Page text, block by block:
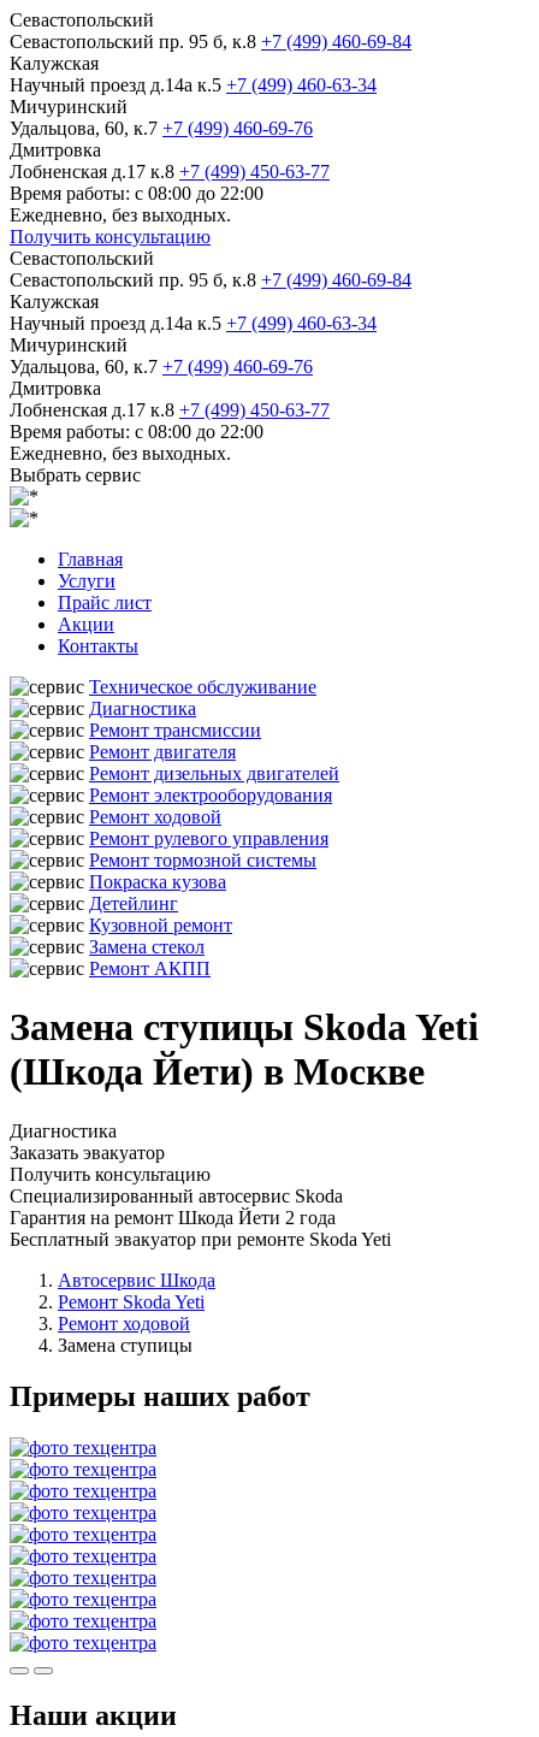
Севастопольский
Севастопольский пр. 95 б, к.8 +7 (499) 460-69-84
Калужская
Научный проезд д.14а к.5 +7 (499) 460-63-34
Мичуринский
Удальцова, 60, к.7 +7 (499) 460-69-76
Дмитровка
Лобненская д.17 к.8 +7 (499) 450-63-77
Время работы: с 08:00 до 22:00
Ежедневно, без выходных.
Получить консультацию
Севастопольский
Севастопольский пр. 95 б, к.8 +7 (499) 460-69-84
Калужская
Научный проезд д.14а к.5 +7 (499) 460-63-34
Мичуринский
Удальцова, 60, к.7 +7 (499) 460-69-76
Дмитровка
Лобненская д.17 к.8 +7 (499) 450-63-77
Время работы: с 08:00 до 22:00
Ежедневно, без выходных.
Выбрать сервис
Главная
Услуги
Прайс лист
Акции
Контакты
Техническое обслуживание
Диагностика
Ремонт трансмиссии
Ремонт двигателя
Ремонт дизельных двигателей
Ремонт электрооборудования
Ремонт ходовой
Ремонт рулевого управления
Ремонт тормозной системы
Покраска кузова
Детейлинг
Кузовной ремонт
Замена стекол
Ремонт АКПП
Замена ступицы Skoda Yeti
(Шкода Йети) в Москве
Диагностика
Заказать эвакуатор
Получить консультацию
Специализированный автосервис Skoda
Гарантия на ремонт Шкода Йети 2 года
Бесплатный эвакуатор при ремонте Skoda Yeti
Автосервис Шкода
Ремонт Skoda Yeti
Ремонт ходовой
Замена ступицы
Примеры наших работ
Наши акции